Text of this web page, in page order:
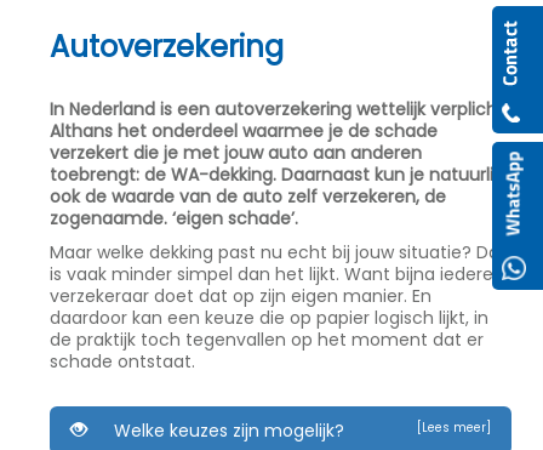
Autoverzekering
In Nederland is een autoverzekering wettelijk verplicht.
Althans het onderdeel waarmee je de schade
verzekert die je met jouw auto aan anderen
toebrengt: de WA-dekking. Daarnaast kun je natuurlijk
ook de waarde van de auto zelf verzekeren, de
zogenaamde. ‘eigen schade’.
Maar welke dekking past nu echt bij jouw situatie? Dat
is vaak minder simpel dan het lijkt. Want bijna iedere
verzekeraar doet dat op zijn eigen manier. En
daardoor kan een keuze die op papier logisch lijkt, in
de praktijk toch tegenvallen op het moment dat er
schade ontstaat.
Welke keuzes zijn mogelijk? [Lees meer]